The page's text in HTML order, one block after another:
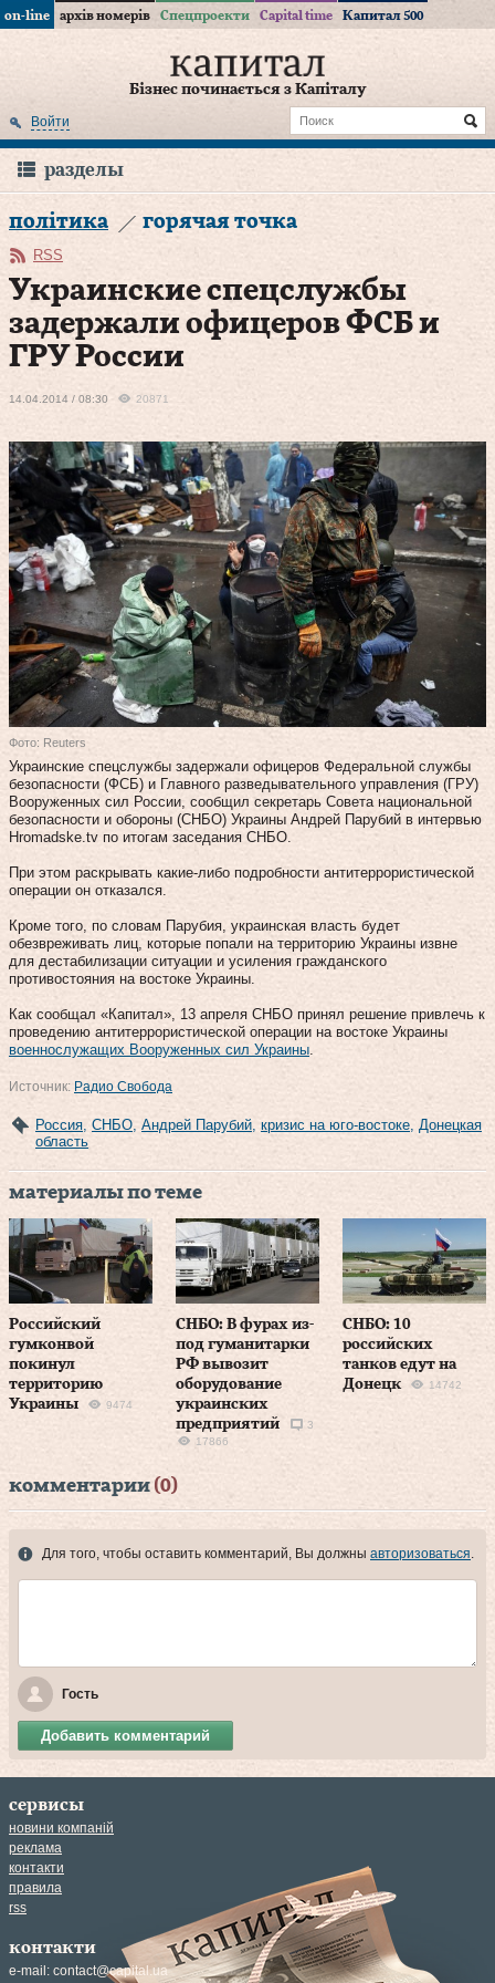
on-line архів номерів Спецпроекти Capital time Капитал 500
Бізнес починається з Капіталу
Войти
разделы
політика горячая точка
RSS
Украинские спецслужбы
задержали офицеров ФСБ и
ГРУ России
14.04.2014 / 08:30 20871
Фото: Reuters
Украинские спецслужбы задержали офицеров Федеральной службы
безопасности (ФСБ) и Главного разведывательного управления (ГРУ)
Вооруженных сил России, сообщил секретарь Совета национальной
безопасности и обороны (СНБО) Украины Андрей Парубий в интервью
Hromadske.tv по итогам заседания СНБО.
При этом раскрывать какие-либо подробности антитеррористической
операции он отказался.
Кроме того, по словам Парубия, украинская власть будет
обезвреживать лиц, которые попали на территорию Украины извне
для дестабилизации ситуации и усиления гражданского
противостояния на востоке Украины.
Как сообщал «Капитал», 13 апреля СНБО принял решение привлечь к
проведению антитеррористической операции на востоке Украины
военнослужащих Вооруженных сил Украины
Источник: Радио Свобода
Россия ,СНБО Андрей Парубий кризис на юго-востоке Донецкая
область
материалы по теме
Российский
гумконвой
покинул
территорию
Украины
9474
СНБО: В фурах из-
под гуманитарки
РФ вывозит
оборудование
украинских
предприятий
3
17866
СНБО: 10
российских
танков едут на
Донецк
14742
комментарии (0)
Для того, чтобы оставить комментарий, Вы должны авторизоваться.
Гость
Добавить комментарий
сервисы
новини компаній
реклама
контакти
правила
rss
контакти
e-mail: contact@capital.ua